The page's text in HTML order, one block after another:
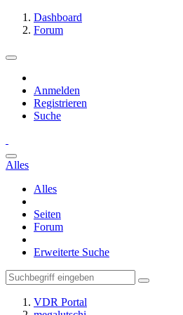
Dashboard
Forum
Anmelden
Registrieren
Suche
Alles
Alles
Seiten
Forum
Erweiterte Suche
VDR Portal